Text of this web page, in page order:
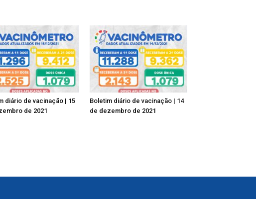
diário de vacinação | 15
de 2021
Boletim diário de vacinação | 14
de dezembro de 2021